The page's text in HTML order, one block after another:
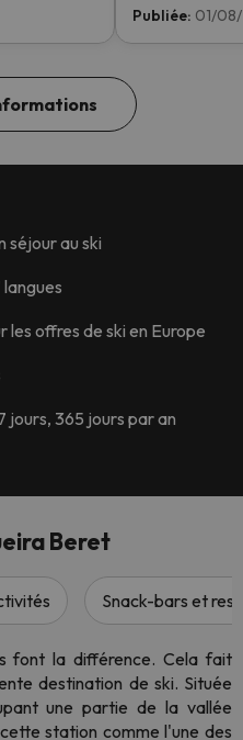
atteindre la
enfant aura
Publiée: 01/
séjour au ski
les offres de ski en Europe
jours, 365 jours par an
Beret
Snack-bars et
font la différence. Cela fait
destination de ski. Située
une partie de la vallée
station comme l'une des